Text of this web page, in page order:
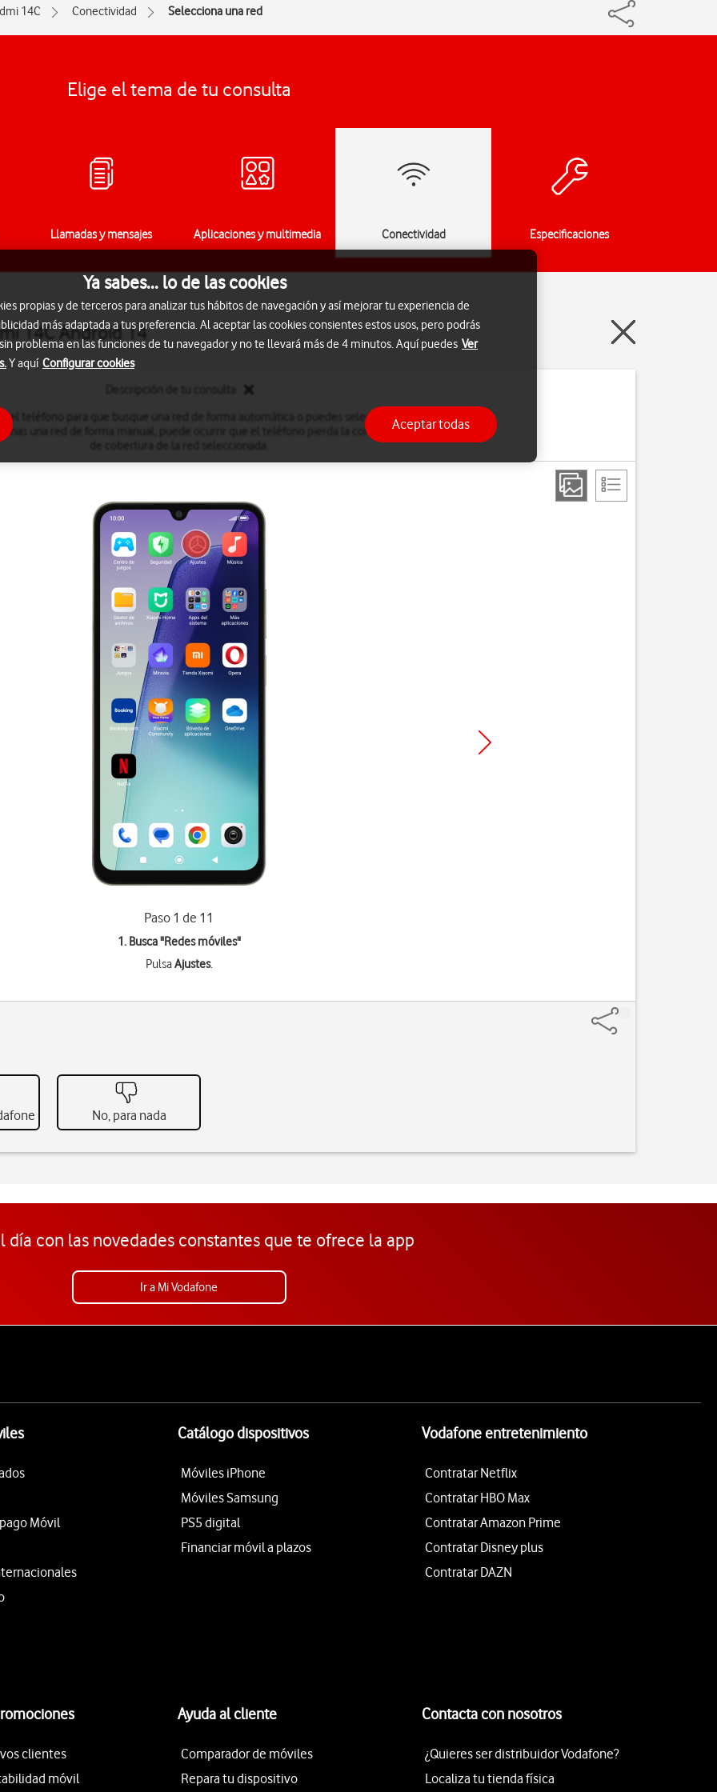
14C Conectividad Selecciona una red
Elige el tema de tu consulta
Llamadas y mensajes Aplicaciones y multimedia Conectividad Especificaciones
14C Android 14
el teléfono para que busque una red de forma automática o puedes seleccionar una red
una red de forma manual, puede ocurrir que el teléfono pierda la conexión si sales del área
Paso 1 de 11
1. Busca "Redes móviles"
PulsaAjustes.
No, para nada
día con las novedades constantes que te ofrece la app
Ir a Mi Vodafone
Móvil
Catálogo dispositivos
Móviles iPhone
Móviles Samsung
PS5 digital
Financiar móvil a plazos
Vodafone entretenimiento
Contratar Netflix
Contratar HBO Max
Contratar Amazon Prime
Contratar Disney plus
Contratar DAZN
clientes
móvil
Ayuda al cliente
Comparador de móviles
Repara tu dispositivo
Contacta con nosotros
¿Quieres ser distribuidor Vodafone?
Localiza tu tienda física
Ya sabes... lo de las cookies
propias y de terceros para analizar tus hábitos de navegación y así mejorar tu experiencia de
más adaptada a tus preferencia. Al aceptar las cookies consientes estos usos, pero podrás
problema en las funciones de tu navegador y no te llevará más de 4 minutos. Aquí puedes Ver
Y aquí Configurar cookies
Aceptar todas